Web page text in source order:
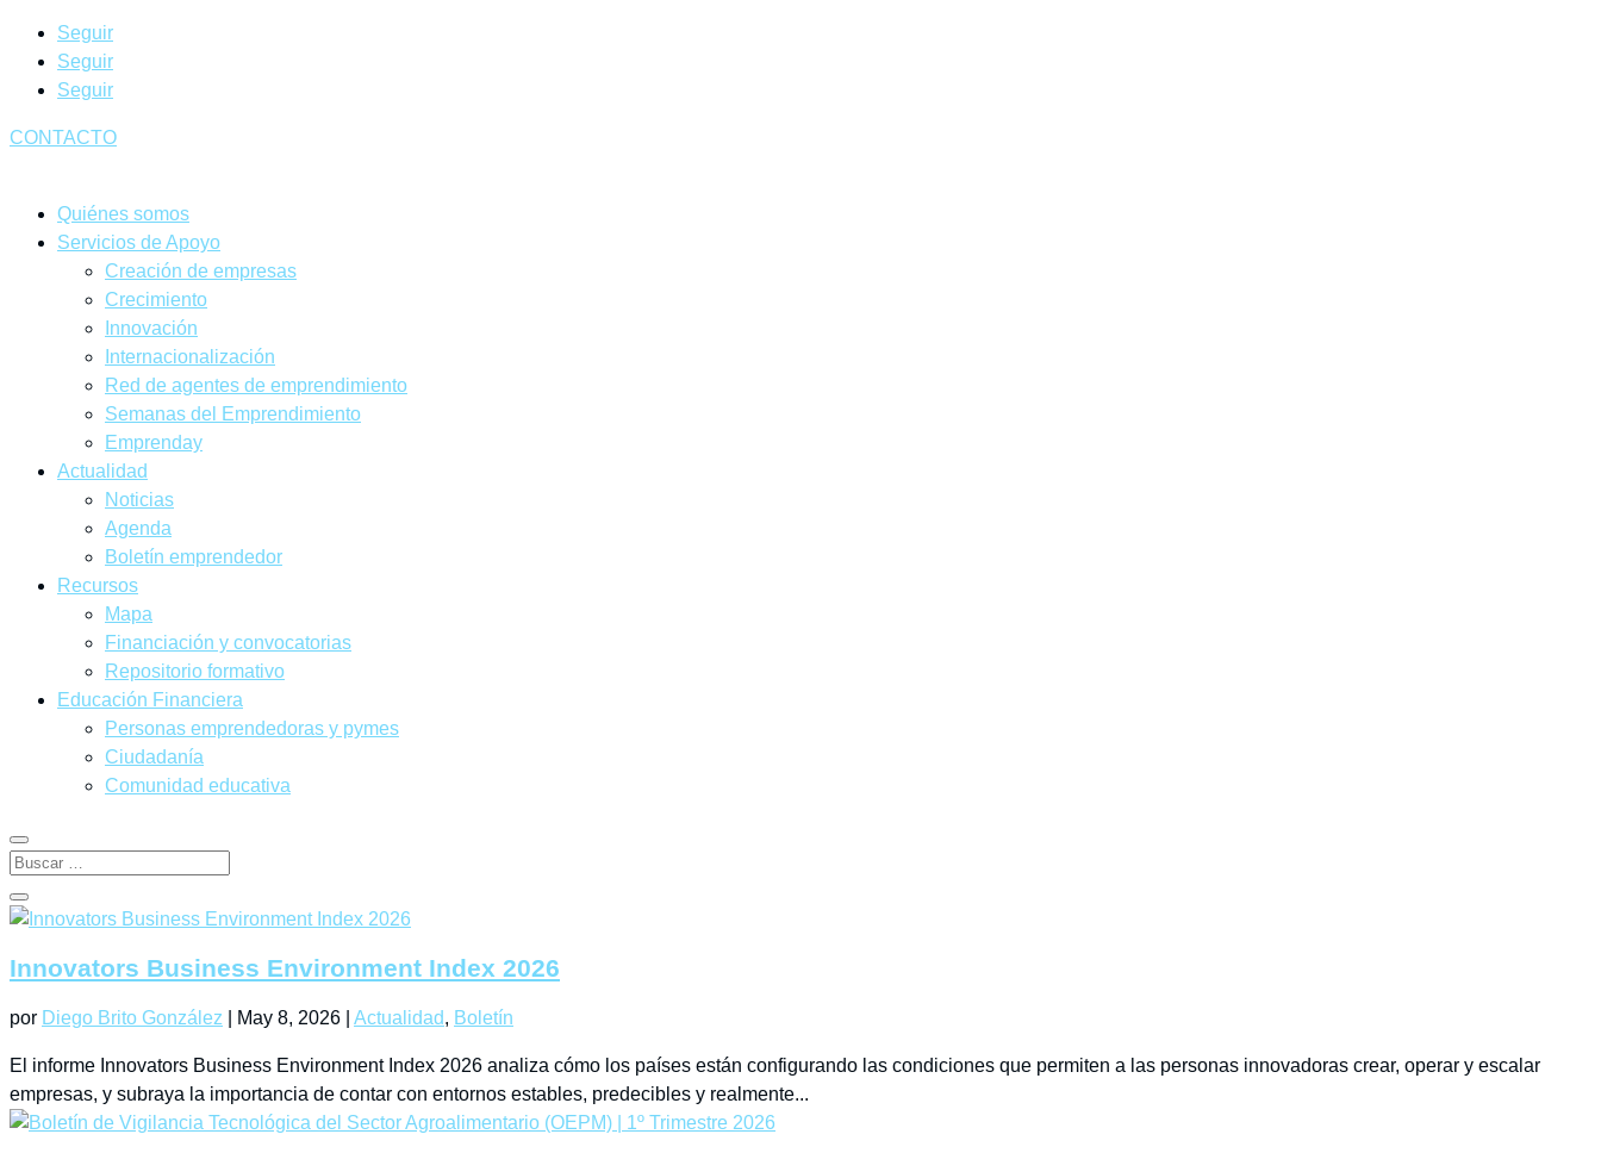
Seguir
Seguir
Seguir
CONTACTO
Quiénes somos
Servicios de Apoyo
Creación de empresas
Crecimiento
Innovación
Internacionalización
Red de agentes de emprendimiento
Semanas del Emprendimiento
Emprenday
Actualidad
Noticias
Agenda
Boletín emprendedor
Recursos
Mapa
Financiación y convocatorias
Repositorio formativo
Educación Financiera
Personas emprendedoras y pymes
Ciudadanía
Comunidad educativa
Innovators Business Environment Index 2026
por Diego Brito González May 8, 2026 Actualidad, Boletín
El informe Innovators Business Environment Index 2026 analiza cómo los países están configurando las condiciones que permiten a las personas innovadoras crear, operar y escalar
empresas, y subraya la importancia de contar con entornos estables, predecibles y realmente...